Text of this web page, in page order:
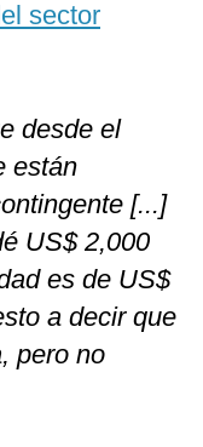
sector
desde el
están
[...]
US$ 2,000
es de US$
a decir que
pero no